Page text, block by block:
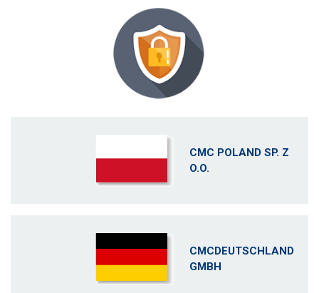
CMC POLAND SP. Z
O.O.
CMCDEUTSCHLAND
GMBH